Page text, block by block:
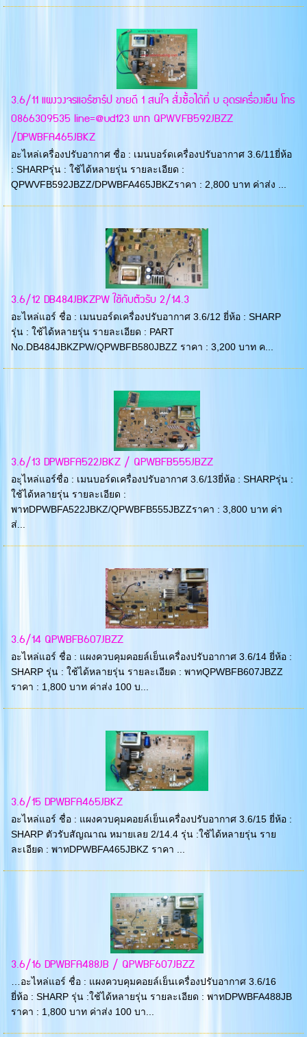
3.6/11 แผงวงจรแอร์ชาร์ป ขายดี 1 สนใจ สั่งซื้อได้ที่ บ อุดรเครื่องเย็น โทร
0866309535 line=@ud123 พาท QPWVFB592JBZZ
/DPWBFA465JBKZ
อะไหล่เครื่องปรับอากาศ ชื่อ : เมนบอร์ดเครื่องปรับอากาศ 3.6/11ยี่ห้อ
: SHARPรุ่น : ใช้ได้หลายรุ่น รายละเอียด :
QPWVFB592JBZZ/DPWBFA465JBKZราคา : 2,800 บาท ค่าส่ง ...
3.6/12 DB484JBKZPW ใชักับตัวรับ 2/14.3
อะไหล่แอร์ ชื่อ : เมนบอร์ดเครื่องปรับอากาศ 3.6/12 ยี่ห้อ : SHARP
รุ่น : ใช้ได้หลายรุ่น รายละเอียด : PART
No.DB484JBKZPW/QPWBFB580JBZZ ราคา : 3,200 บาท ค...
3.6/13 DPWBFA522JBKZ / QPWBFB555JBZZ
อะุไหล่แอร์ชื่อ : เมนบอร์ดเครื่องปรับอากาศ 3.6/13ยี่ห้อ : SHARPรุ่น :
ใช้ได้หลายรุ่น รายละเอียด :
พาทDPWBFA522JBKZ/QPWBFB555JBZZราคา : 3,800 บาท ค่า
ส่...
3.6/14 QPWBFB607JBZZ
อะไหล่แอร์ ชื่อ : แผงควบคุมคอยล์เย็นเครื่องปรับอากาศ 3.6/14 ยี่ห้อ :
SHARP รุ่น : ใช้ได้หลายรุ่น รายละเอียด : พาทQPWBFB607JBZZ
ราคา : 1,800 บาท ค่าส่ง 100 บ...
3.6/15 DPWBFA465JBKZ
อะไหล่แอร์ ชื่อ : แผงควบคุมคอยล์เย็นเครื่องปรับอากาศ 3.6/15 ยี่ห้อ :
SHARP ตัวรับสัญณาณ หมายเลย 2/14.4 รุ่น :ใช้ได้หลายรุ่น ราย
ละเอียด : พาทDPWBFA465JBKZ ราคา ...
3.6/16 DPWBFA488JB / QPWBF607JBZZ
…อะไหล่แอร์ ชื่อ : แผงควบคุมคอยล์เย็นเครื่องปรับอากาศ 3.6/16
ยี่ห้อ : SHARP รุ่น :ใช้ได้หลายรุ่น รายละเอียด : พาทDPWBFA488JB
ราคา : 1,800 บาท ค่าส่ง 100 บา...